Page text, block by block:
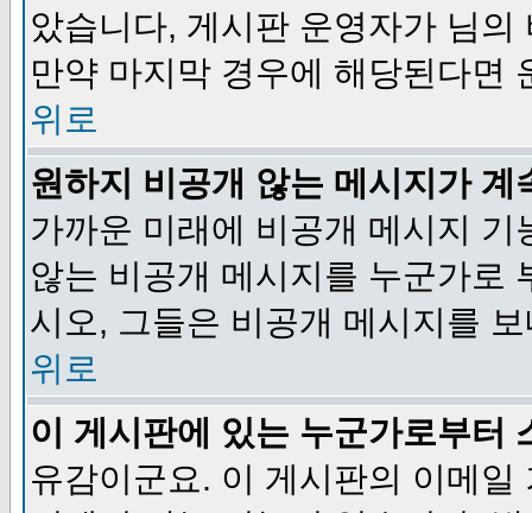
았습니다, 게시판 운영자가 님
만약 마지막 경우에 해당된다면
위로
원하지 비공개 않는 메시지가 계
가까운 미래에 비공개 메시지
않는 비공개 메시지를 누군가로
시오, 그들은 비공개 메시지를
위로
이 게시판에 있는 누군가로부터
유감이군요. 이 게시판의 이메